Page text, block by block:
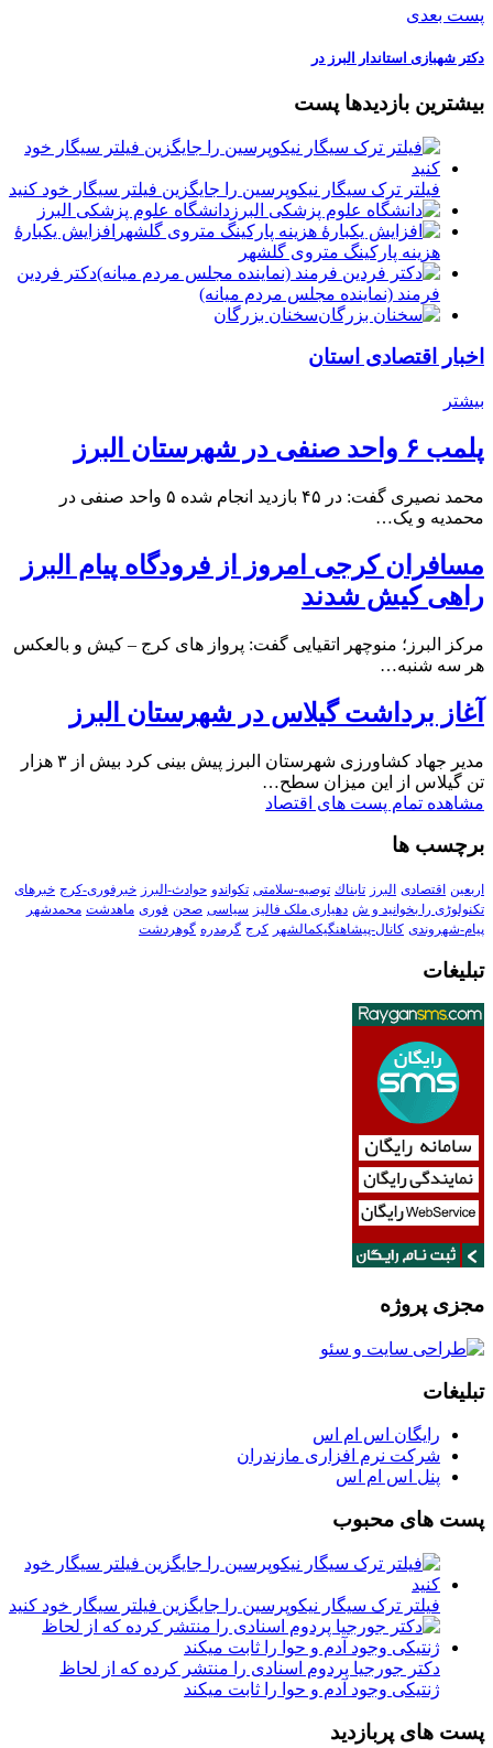
پست بعدی
دکتر شهبازی استاندار البرز در
بیشترین بازدیدها پست
فیلتر ترک سیگار نیکوپرسین را جایگزین فیلتر سیگار خود کنید
دانشگاه علوم پزشکی البرز
افزایش یکبارۀ
هزینه پارکینگ متروی گلشهر
دكتر فردين
فرمند (نماينده مجلس مردم میانه)
سخنان بزرگان
اخبار اقتصادی استان
بیشتر
پلمب ۶ واحد صنفی در شهرستان البرز
محمد نصیری گفت: در ۴۵ بازدید انجام شده ۵ واحد صنفی در
محمدیه و یک…
مسافران کرجی امروز از فرودگاه پیام البرز
راهی کیش شدند
مرکز البرز؛ منوچهر اتقیایی گفت: پرواز های کرج – کیش و بالعکس
هر سه شنبه…
آغاز برداشت گیلاس در شهرستان البرز
مدیر جهاد کشاورزی شهرستان البرز پیش بینی کرد بیش از ۳ هزار
تن گیلاس از این میزان سطح…
مشاهده تمام پست های اقتصاد
برچسب ها
اربعین اقتصادی البرز تابناك توصیه-سلامتی تکواندو حوادث-البرز خبرفوری-کرج خبرهای
تکنولوڑی را بخوانید و ش دهیاری ملک فالیز سیاسی صحن فوری ماهدشت محمدشهر
پیام-شهروندی کانال-پیشاهنگیکمالشهر کرج گرمدره گوهردشت
تبلیغات
مجزی پروژه
تبلیغات
رایگان اس ام اس
شرکت نرم افزاری مازندران
پنل اس ام اس
پست های محبوب
فیلتر ترک سیگار نیکوپرسین را جایگزین فیلتر سیگار خود کنید
دکتر جورجیا پردوم اسنادی را منتشر کرده که از لحاظ
ژنتیکی وجود آدم و حوا را ثابت میکند
پست های پربازدید